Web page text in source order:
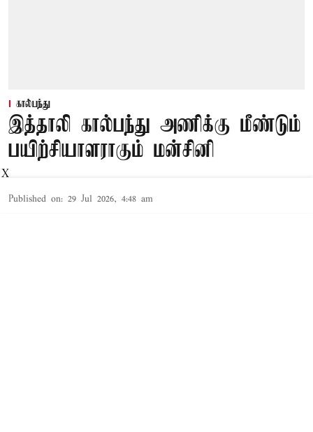
கால்பந்து
இத்தாலி கால்பந்து அணிக்கு மீண்டும்
பயிற்சியாளராகும் மன்சினி
Published on: 29 Jul 2026, 4:48 am
X